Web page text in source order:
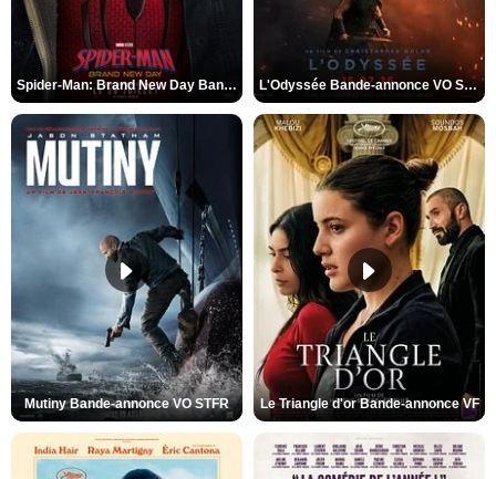
Spider-Man: Brand New Day Bande-annonce VO STFR L'Odyssée Bande-annonce VO STFR
Mutiny Bande-annonce VO STFR Le Triangle d'or Bande-annonce VF